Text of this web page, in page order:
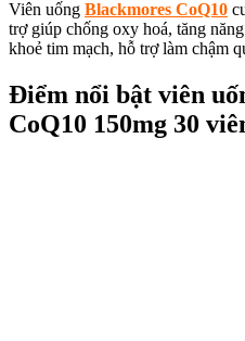
Viên uống Blackmores CoQ10
trợ giúp chống oxy hoá, tăng
khoẻ tim mạch, hỗ trợ làm chậm
Điểm nổi bật viên
CoQ10 150mg 30